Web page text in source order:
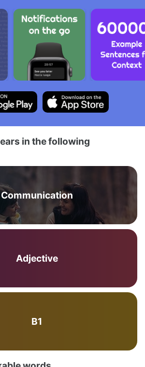
in the following
Communication
Adjective
B1